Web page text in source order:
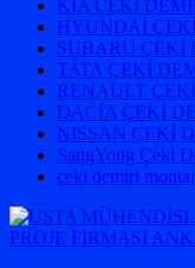
KİA ÇEKİ
HYUNDAİ
SUBARU ÇEKİ
TATA ÇEKİ
RENAULT
DACİA ÇEKİ
NISSAN ÇEKİ
SangYong Çeki
çeki demiri